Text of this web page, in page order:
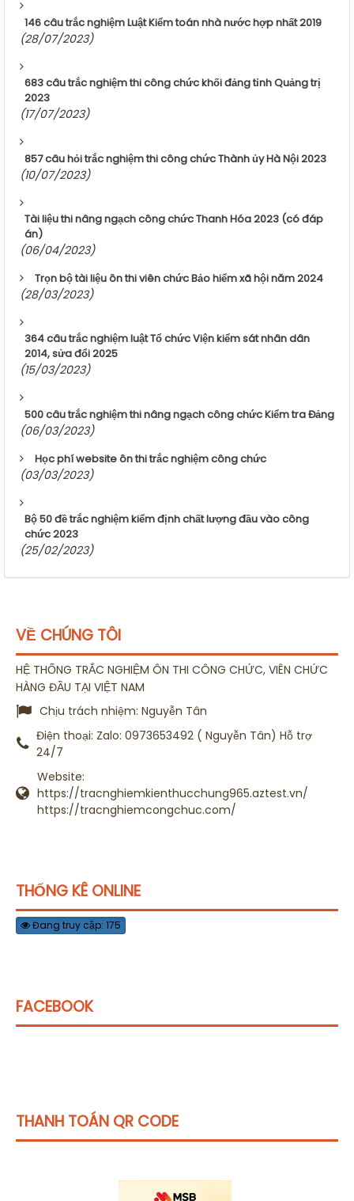
146 câu trắc nghiệm Luật Kiểm toán nhà nước hợp nhất 2019
(28/07/2023)
683 câu trắc nghiệm thi công chức khối đảng tỉnh Quảng trị
2023
(17/07/2023)
857 câu hỏi trắc nghiệm thi công chức Thành ủy Hà Nội 2023
(10/07/2023)
Tài liệu thi nâng ngạch công chức Thanh Hóa 2023 (có đáp
án)
(06/04/2023)
Trọn bộ tài liệu ôn thi viên chức Bảo hiểm xã hội năm 2024
(28/03/2023)
364 câu trắc nghiệm luật Tổ chức Viện kiểm sát nhân dân
2014, sửa đổi 2025
(15/03/2023)
500 câu trắc nghiệm thi nâng ngạch công chức Kiểm tra Đảng
(06/03/2023)
Học phí website ôn thi trắc nghiệm công chức
(03/03/2023)
Bộ 50 đề trắc nghiệm kiểm định chất lượng đầu vào công
chức 2023
(25/02/2023)
VỀ CHÚNG TÔI
HỆ THỐNG TRẮC NGHIỆM ÔN THI CÔNG CHỨC, VIÊN CHỨC
HÀNG ĐẦU TẠI VIỆT NAM
Chịu trách nhiệm: Nguyễn Tân
Điện thoại: Zalo: 0973653492 ( Nguyễn Tân) Hỗ trợ
24/7
Website:
https://tracnghiemkienthucchung965.aztest.vn/
https://tracnghiemcongchuc.com/
THỐNG KÊ ONLINE
Đang truy cập: 175
FACEBOOK
THANH TOÁN QR CODE